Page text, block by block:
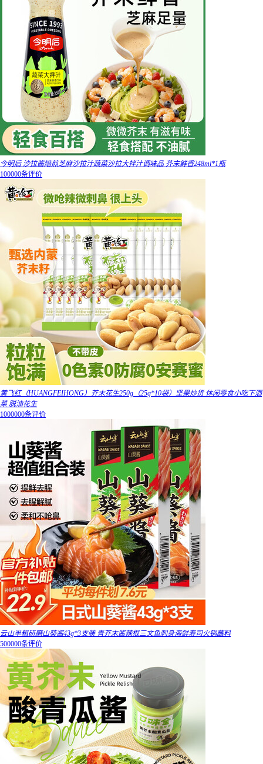
今明后 沙拉酱焙煎芝麻沙拉汁蔬菜沙拉大拌汁调味品 芥末鲜香248ml*1瓶
100000条评价
黄飞红（HUANGFEIHONG）芥末花生250g（25g*10袋）坚果炒货 休闲零食小吃下酒
菜 脱油花生
1000000条评价
云山半粗研磨山葵酱43g*3支装 青芥末酱辣根三文鱼刺身海鲜寿司火锅蘸料
500000条评价